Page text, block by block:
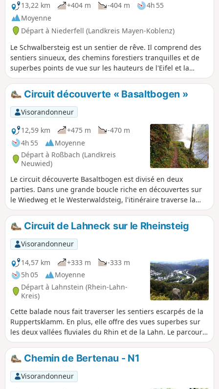
13,22 km
+404 m -404 m
4h 55
Moyenne
Départ à Niederfell (Landkreis Mayen-Koblenz)
Le Schwalbersteig est un sentier de rêve. Il comprend des
sentiers sinueux, des chemins forestiers tranquilles et de
superbes points de vue sur les hauteurs de l'Eifel et la
vallée de la Moselle.
Circuit découverte « Basaltbogen »
Visorandonneur
12,59 km
+475 m
-470 m
4h 55
Moyenne
Départ à Roßbach (Landkreis
Neuwied)
Le circuit découverte Basaltbogen est divisé en deux
parties. Dans une grande boucle riche en découvertes sur
le Wiedweg et le Westerwaldsteig, l'itinéraire traverse la
vallée de la Wied et les montagnes du Wied. Une autre
petite boucle mène de la vallée du Masbach au cône
volcanique du Rossbacher Häubchen, qui offre une vue
imprenable. Le point culminant de la randonnée est
l'ascension du Rossbacher Häubchen, visible de loin, qui
offre une vue imprenable sur cette partie du Westerwald.
Circuit de Lahneck sur le Rheinsteig
Visorandonneur
14,57 km
+333 m
-333 m
5h 05
Moyenne
Départ à Lahnstein (Rhein-Lahn-
Kreis)
Cette balade nous fait traverser les sentiers escarpés de la
Ruppertsklamm. En plus, elle offre des vues superbes sur
les deux vallées fluviales du Rhin et de la Lahn. Le parcours
est principalement constitué de larges chemins à travers
champs et forêts. À cela s'ajoutent des sentiers naturels et
des chemins rocailleux. Avec le château de Lahneck et la
chapelle de style gothique tardif sur l'Allerheiligenberg, le
circuit offre également des points d'intérêt culturel.
Chemin de Bertenau - N1
Visorandonneur